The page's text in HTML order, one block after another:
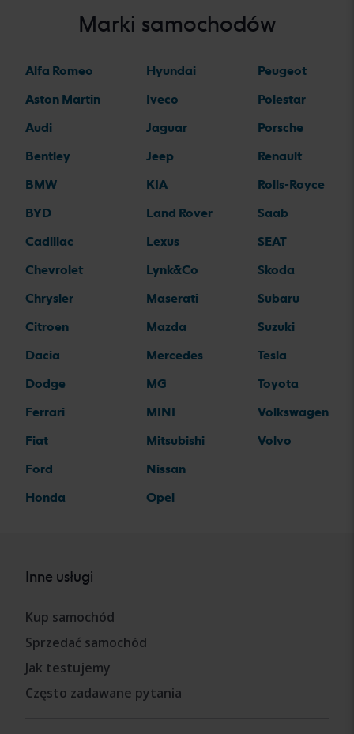
Marki samochodów
Alfa Romeo
Aston Martin
Audi
Bentley
BMW
BYD
Cadillac
Chevrolet
Chrysler
Citroen
Dacia
Dodge
Ferrari
Fiat
Ford
Honda
Hyundai
Iveco
Jaguar
Jeep
KIA
Land Rover
Lexus
Lynk&Co
Maserati
Mazda
Mercedes
MG
MINI
Mitsubishi
Nissan
Opel
Peugeot
Polestar
Porsche
Renault
Rolls-Royce
Saab
SEAT
Skoda
Subaru
Suzuki
Tesla
Toyota
Volkswagen
Volvo
Inne usługi
Kup samochód
Sprzedać samochód
Jak testujemy
Często zadawane pytania